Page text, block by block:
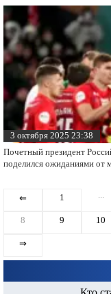
3 октября 2025 23:38
Почетный президент
поделился ожиданиями
⇐ 1 ...
8 9 10
⇒